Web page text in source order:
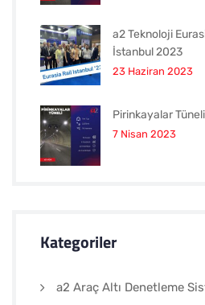
a2 Teknoloji
İstanbul 2023
23 Haziran 2023
Pirinkayalar Tüneli
7 Nisan 2023
Kategoriler
a2 Araç Altı Denetleme